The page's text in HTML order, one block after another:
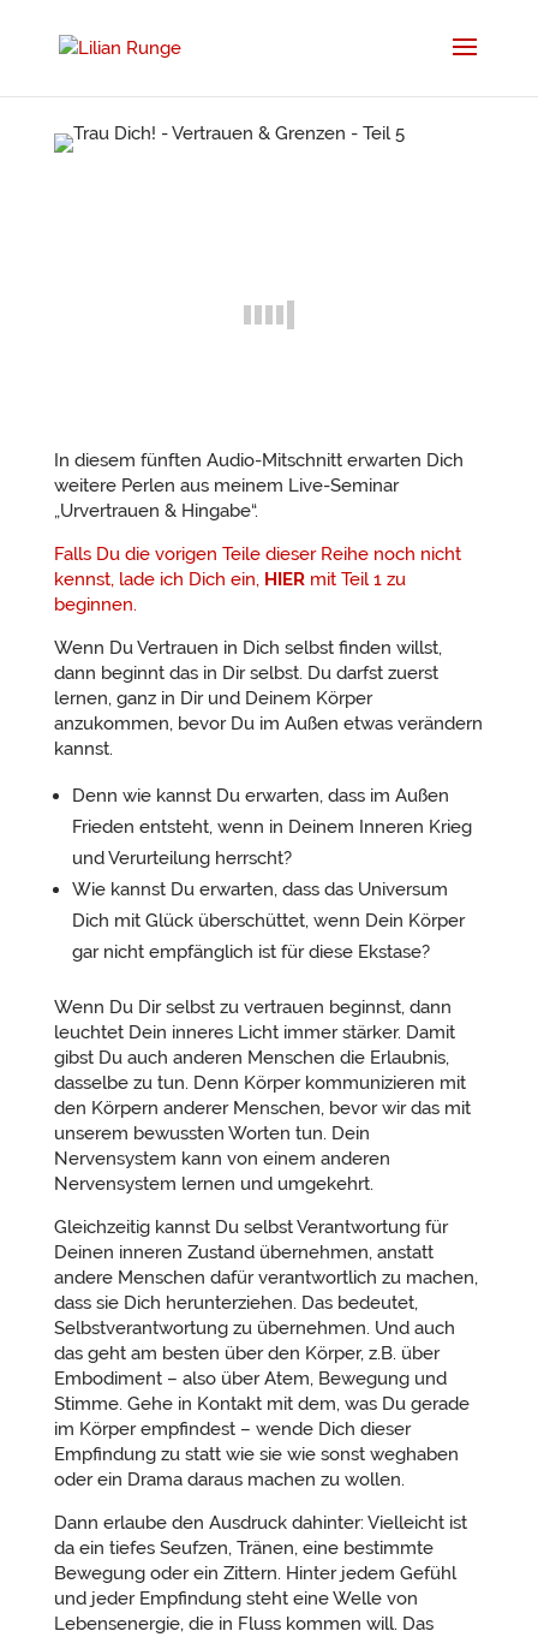
​In diesem fünften Audio-Mitschnitt erwarten Dich
weitere Perlen aus meinem Live-Seminar
„Urvertrauen & Hingabe“.
Falls Du die vorigen Teile dieser Reihe noch nicht
kennst, lade ich Dich ein, HIERmit Teil 1 zu
beginnen.
Wenn Du Vertrauen in Dich selbst finden willst,
dann beginnt das in Dir selbst. Du darfst zuerst
lernen, ganz in Dir und Deinem Körper
anzukommen, bevor Du im Außen etwas verändern
kannst.
Denn wie kannst Du erwarten, dass im Außen
Frieden entsteht, wenn in Deinem Inneren Krieg
und Verurteilung herrscht?
Wie kannst Du erwarten, dass das Universum
Dich mit Glück überschüttet, wenn Dein Körper
gar nicht empfänglich ist für diese Ekstase?
Wenn Du Dir selbst zu vertrauen beginnst, dann
leuchtet Dein inneres Licht immer stärker. Damit
gibst Du auch anderen Menschen die Erlaubnis,
dasselbe zu tun. Denn Körper kommunizieren mit
den Körpern anderer Menschen, bevor wir das mit
unserem bewussten Worten tun. Dein
Nervensystem kann von einem anderen
Nervensystem lernen und umgekehrt.
Gleichzeitig kannst Du selbst Verantwortung für
Deinen inneren Zustand übernehmen, anstatt
andere Menschen dafür verantwortlich zu machen,
dass sie Dich herunterziehen. Das bedeutet,
Selbstverantwortung zu übernehmen. Und auch
das geht am besten über den Körper, z.B. über
Embodiment – also über Atem, Bewegung und
Stimme. Gehe in Kontakt mit dem, was Du gerade
im Körper empfindest – wende Dich dieser
Empfindung zu statt wie sie wie sonst weghaben
oder ein Drama daraus machen zu wollen.
Dann erlaube den Ausdruck dahinter: Vielleicht ist
da ein tiefes Seufzen, Tränen, eine bestimmte
Bewegung oder ein Zittern. Hinter jedem Gefühl
und jeder Empfindung steht eine Welle von
Lebensenergie, die in Fluss kommen will. Das